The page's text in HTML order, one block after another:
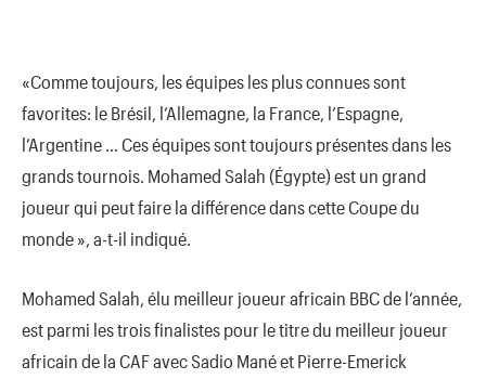
«Comme toujours, les équipes les plus connues sont
favorites: le Brésil, l’Allemagne, la France, l’Espagne,
l’Argentine … Ces équipes sont toujours présentes dans les
grands tournois. Mohamed Salah (Égypte) est un grand
joueur qui peut faire la différence dans cette Coupe du
monde », a-t-il indiqué.
Mohamed Salah, élu meilleur joueur africain BBC de l’année,
est parmi les trois finalistes pour le titre du meilleur joueur
africain de la CAF avec Sadio Mané et Pierre-Emerick